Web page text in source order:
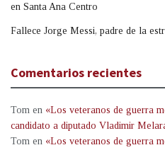
en Santa Ana Centro
Fallece Jorge Messi, padre de la
Comentarios recientes
Tom en «Los veteranos de guerra
candidato a diputado Vladimir
Tom en «Los veteranos de guerra